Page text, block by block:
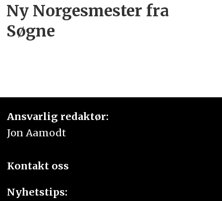
Ny Norgesmester fra
Søgne
Ansvarlig redaktør:
Jon Aamodt
Kontakt oss
Nyhetstips: